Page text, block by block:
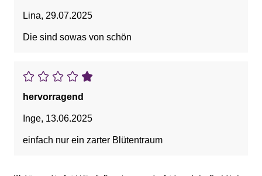
Lina, 29.07.2025
Die sind sowas von schön
hervorragend
Inge, 13.06.2025
einfach nur ein zarter Blütentraum